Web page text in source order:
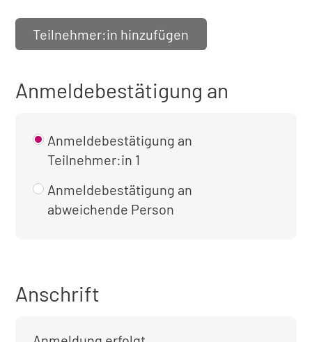
Teilnehmer:in hinzufügen
Anmeldebestätigung an
Anmeldebestätigung an
Teilnehmer:in 1
Anmeldebestätigung an
abweichende Person
Anschrift